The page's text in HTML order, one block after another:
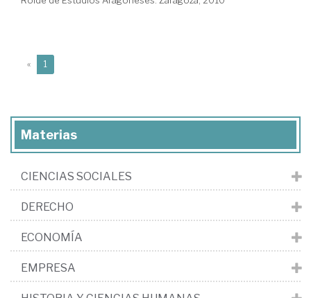
« 1
Materias
CIENCIAS SOCIALES
DERECHO
ECONOMÍA
EMPRESA